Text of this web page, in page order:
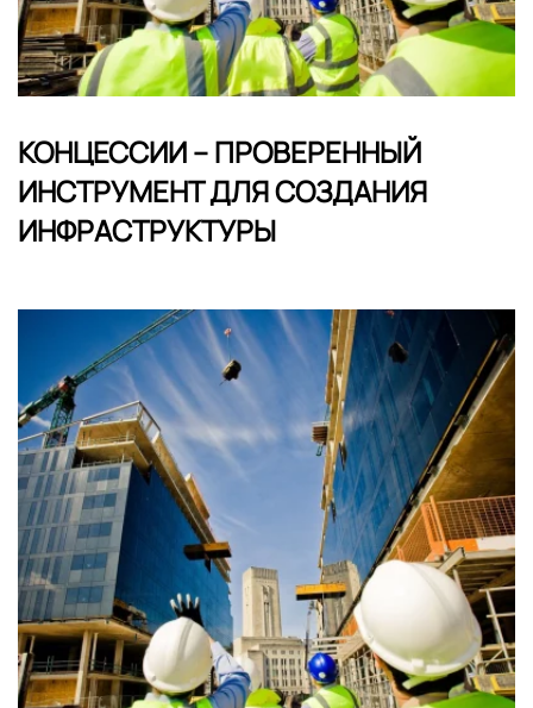
КОНЦЕССИИ – ПРОВЕРЕННЫЙ
ИНСТРУМЕНТ ДЛЯ СОЗДАНИЯ
ИНФРАСТРУКТУРЫ